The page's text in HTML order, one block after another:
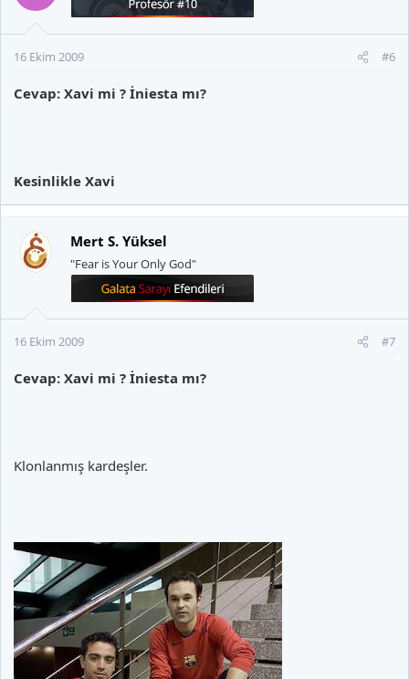
16 Ekim 2009 #6
Cevap: Xavi mi ? İniesta mı?
Kesinlikle Xavi
Mert S. Yüksel
"Fear is Your Only God"
16 Ekim 2009 #7
Cevap: Xavi mi ? İniesta mı?
Klonlanmış kardeşler.